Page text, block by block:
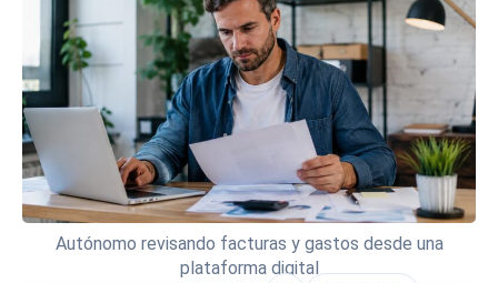
Autónomo revisando facturas y gastos desde una
plataforma digital